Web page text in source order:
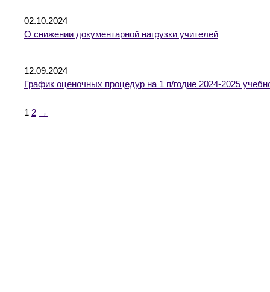
02.10.2024
О снижении документарной нагрузки учителей
12.09.2024
График оценочных процедур на 1 п/годие 2024-2025
1 2 →